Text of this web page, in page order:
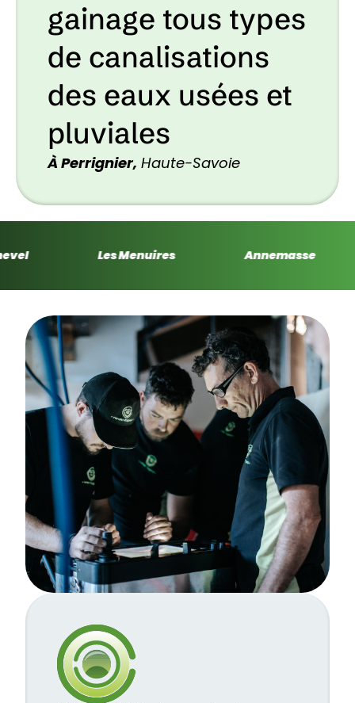
gainage tous types
de canalisations
des eaux usées et
pluviales
À Perrignier, Haute-Savoie
Courchevel Les Menuires